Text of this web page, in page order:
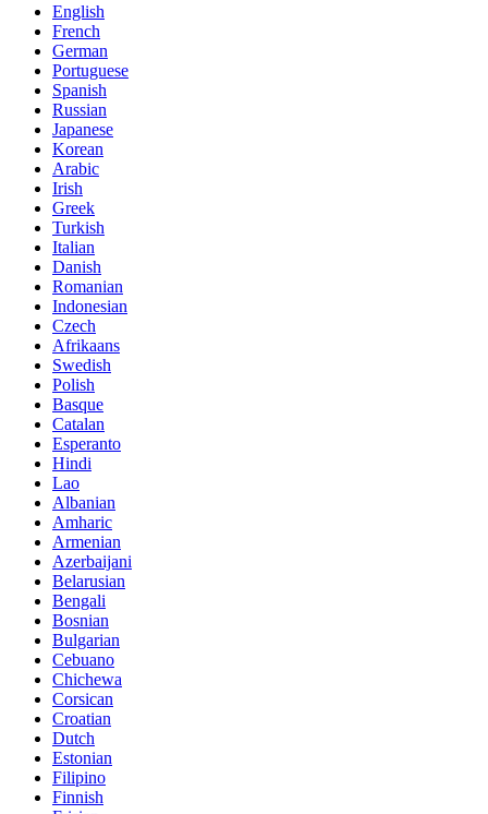
English
French
German
Portuguese
Spanish
Russian
Japanese
Korean
Arabic
Irish
Greek
Turkish
Italian
Danish
Romanian
Indonesian
Czech
Afrikaans
Swedish
Polish
Basque
Catalan
Esperanto
Hindi
Lao
Albanian
Amharic
Armenian
Azerbaijani
Belarusian
Bengali
Bosnian
Bulgarian
Cebuano
Chichewa
Corsican
Croatian
Dutch
Estonian
Filipino
Finnish